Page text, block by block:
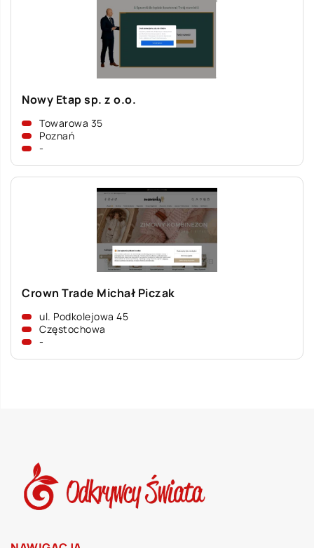
Nowy Etap sp. z o.o.
Towarowa 35
Poznań
-
Crown Trade Michał Piczak
ul. Podkolejowa 45
Częstochowa
-